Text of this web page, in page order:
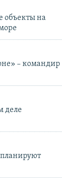
объекты на
– командир
деле
планируют